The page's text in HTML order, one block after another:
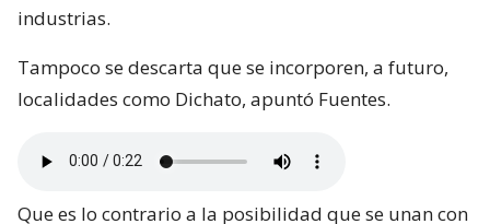
industrias.
Tampoco se descarta que se incorporen, a futuro,
localidades como Dichato, apuntó Fuentes.
Que es lo contrario a la posibilidad que se unan con